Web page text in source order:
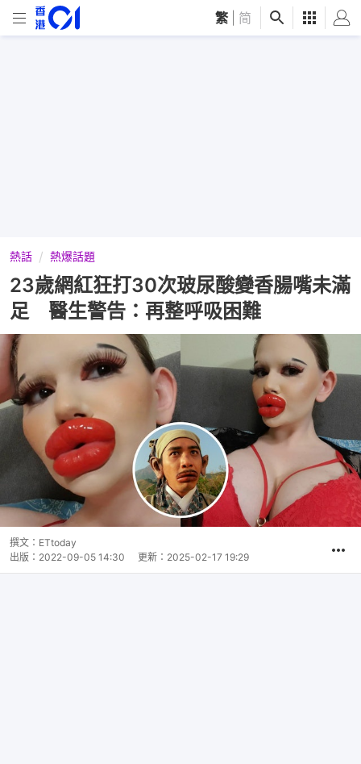
繁 简
熱話 熱爆話題
23歲網紅狂打30次玻尿酸變香腸嘴未滿
足 醫生警告：再整呼吸困難
撰文： ETtoday
出版： 2022-09-05 14:30 更新： 2025-02-17 19:29